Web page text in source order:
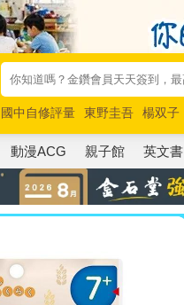
國中自修評量 東野圭吾 楊双子
唯紅花綻放
奧德賽 路邊攤新作
動漫ACG 親子館 英文書